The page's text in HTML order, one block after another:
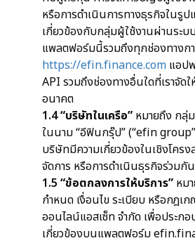
หรือการดำเนินการทางธุรกิจในรู
เกี่ยวข้องกับกลุ่มผู้ใช้งานผ่านระบ
แพลตฟอร์มนี้รวมถึงทุกช่องทางกา
https://efin.finance.com แอป
API รวมถึงช่องทางอื่นใดที่เราจัด
อนาคต
1.4“บริษัทในเครือ” หมายถึง กลุ่
ในนาม “อีฟินกรุ๊ป” (“efin
บริษัทมีความเกี่ยวข้องในเชิงโคร
จัดการ หรือการดำเนินธุรกิจร่วมกัน
1.5 “ข้อตกลงการให้บริการ” หม
กำหนด เงื่อนไข ระเบียบ หรือกฎ
ออนไลน์แอสเซ็ท จำกัด เพื่อประก
เกี่ยวข้องบนแพลตฟอร์ม